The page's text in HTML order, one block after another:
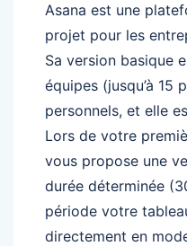
Asana est une
projet pour les
Sa version basique
équipes (jusqu’à 15
personnels, et elle
Lors de votre
vous propose une
durée déterminée
période votre
directement en